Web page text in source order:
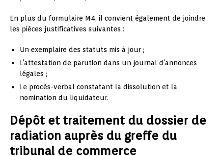
En plus du formulaire M4, il convient également de joindre
les pièces justificatives suivantes :
Un exemplaire des statuts mis à jour ;
L’attestation de parution dans un journal d’annonces
légales ;
Le procès-verbal constatant la dissolution et la
nomination du liquidateur.
Dépôt et traitement du dossier de
radiation auprès du greffe du
tribunal de commerce